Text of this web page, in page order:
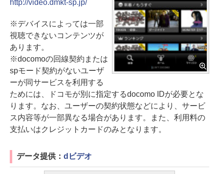
http://video.dmkt-sp.jp/
※デバイスによっては一部
視聴できないコンテンツが
あります。
※docomoの回線契約または
spモード契約がないユーザ
ーが同サービスを利用する
ためには、ドコモが別に指定するdocomo IDが必要とな
ります。なお、ユーザーの契約状態などにより、サービ
ス内容等が一部異なる場合があります。また、利用料の
支払いはクレジットカードのみとなります。
データ提供： dビデオ